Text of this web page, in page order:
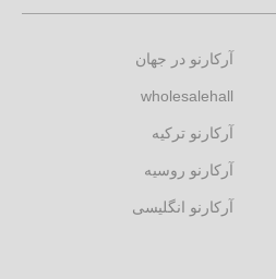
آرکارنو در جهان
wholesalehall
آرکارنو ترکیه
آرکارنو روسیه
آرکارنو انگلیسی